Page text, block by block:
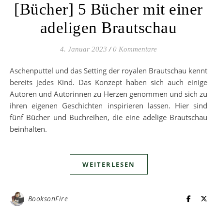
[Bücher] 5 Bücher mit einer
adeligen Brautschau
4. Januar 2023 / 0 Kommentare
Aschenputtel und das Setting der royalen Brautschau kennt
bereits jedes Kind. Das Konzept haben sich auch einige
Autoren und Autorinnen zu Herzen genommen und sich zu
ihren eigenen Geschichten inspirieren lassen. Hier sind
fünf Bücher und Buchreihen, die eine adelige Brautschau
beinhalten.
WEITERLESEN
BooksonFire